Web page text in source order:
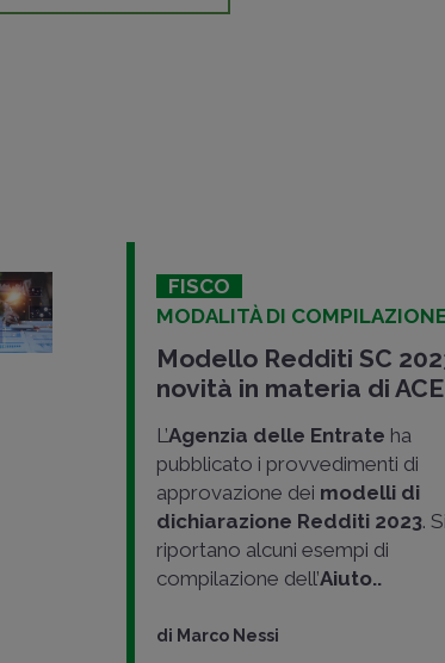
FISCO
MODALITÀ DI
Modello Redditi SC
novità in materia di ACE
L’Agenzia delle Entrate ha
pubblicato i provvedimenti di
approvazione dei modelli di
dichiarazione Redditi 2023. Si
riportano alcuni esempi di
compilazione dell’Aiuto..
di Marco Nessi